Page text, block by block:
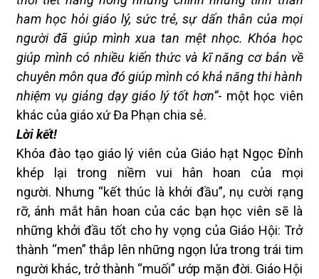
ham học hỏi giáo lý, sức trẻ, sự dấn thân của mọi
người đã giúp mình xua tan mệt nhọc. Khóa học
giúp mình có nhiều kiến thức và kĩ năng cơ bản về
chuyên môn qua đó giúp mình có khả năng thi hành
nhiệm vụ giảng dạy giáo lý tốt hơn”- một học viên
khác của giáo xứ Đa Phạn chia sẻ.
Lời kết!
Khóa đào tạo giáo lý viên của Giáo hạt Ngọc Đỉnh
khép lại trong niềm vui hân hoan của mọi
người. Nhưng “kết thúc là khởi đầu”, nụ cười rạng
rỡ, ánh mắt hân hoan của các bạn học viên sẽ là
những khởi đầu tốt cho hy vọng của Giáo Hội: Trở
thành “men” thắp lên những ngọn lửa trong trái tim
người khác, trở thành “muối” ướp mặn đời. Giáo Hội